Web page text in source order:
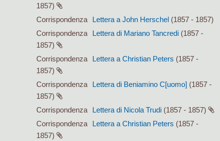
1857)
Corrispondenza
Lettera a John Herschel (1857 - 1857)
Corrispondenza
Lettera di Mariano Tancredi (1857 -
1857)
Corrispondenza
Lettera a Christian Peters (1857 -
1857)
Corrispondenza
Lettera di Beniamino C[uomo] (1857 -
1857)
Corrispondenza
Lettera di Nicola Trudi (1857 - 1857)
Corrispondenza
Lettera a Christian Peters (1857 -
1857)